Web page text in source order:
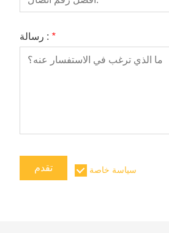
رسالة : *
تقدم سياسة خاصة